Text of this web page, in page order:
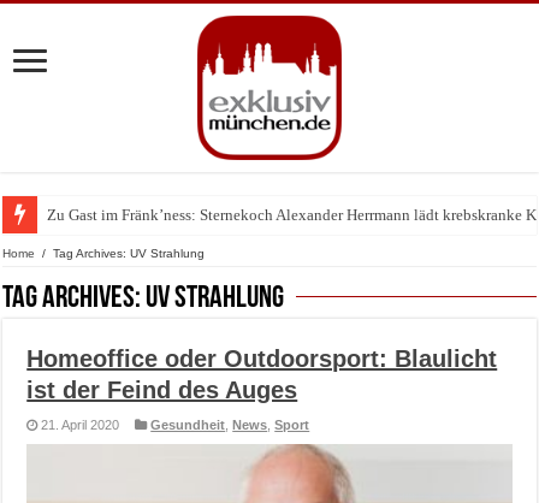
Zu Gast im Fränk’ness: Sternekoch Alexander Herrmann lädt krebskranke
Home / Tag Archives: UV Strahlung
Tag Archives: UV Strahlung
Homeoffice oder Outdoorsport: Blaulicht
ist der Feind des Auges
21. April 2020 Gesundheit ,News ,Sport